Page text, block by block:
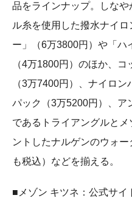
品をラインナップ。しな
ル糸を使用した撥水ナイ
ー」（6万3800円）や「ハ
（4万1800円）のほか、
（3万7400円）、ナイロ
パック（3万5200円）、ア
であるトライアングルと
ントしたナルゲンのウォ
も税込）などを揃える。
■メゾン キツネ：公式サイ